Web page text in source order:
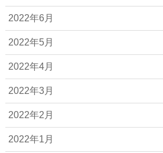
2022年6月
2022年5月
2022年4月
2022年3月
2022年2月
2022年1月